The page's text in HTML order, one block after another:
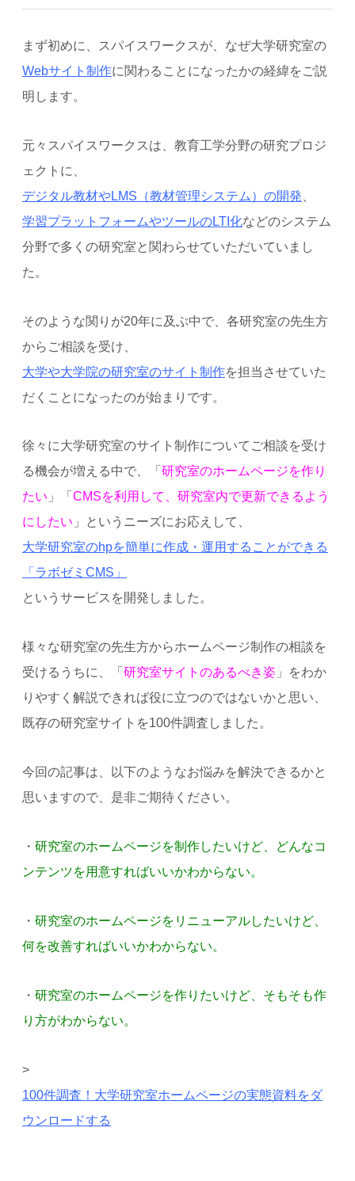
まず初めに、スパイスワークスが、なぜ大学研究室の
Webサイト制作に関わることになったかの経緯をご説
明します。
元々スパイスワークスは、教育工学分野の研究プロジ
ェクトに、
デジタル教材やLMS（教材管理システム）の開発
学習プラットフォームやツールのLTI化などのシステム
分野で多くの研究室と関わらせていただいていまし
た。
そのような関りが20年に及ぶ中で、各研究室の先生方
からご相談を受け、
大学や大学院の研究室のサイト制作を担当させていた
だくことになったのが始まりです。
徐々に大学研究室のサイト制作についてご相談を受け
る機会が増える中で、「 研究室のホームページを作り
たい 」「 CMSを利用して、研究室内で更新できるよう
にしたい 」というニーズにお応えして、
大学研究室のhpを簡単に作成・運用することができる
「ラボゼミCMS」
というサービスを開発しました。
様々な研究室の先生方からホームページ制作の相談を
受けるうちに、「 研究室サイトのあるべき姿」をわか
りやすく解説できれば役に立つのではないかと思い、
既存の研究室サイトを100件調査しました。
今回の記事は、以下のようなお悩みを解決できるかと
思いますので、是非ご期待ください。
・ 研究室のホームページを制作したいけど、どんなコ
ンテンツを用意すればいいかわからない。
・ 研究室のホームページをリニューアルしたいけど、
何を改善すればいいかわからない。
・ 研究室のホームページを作りたいけど、そもそも作
り方がわからない。
>
100件調査！大学研究室ホームページの実態資料をダ
ウンロードする